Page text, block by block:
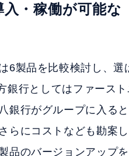
・稼働が可能
6製品を比較検討し、
行としてはファース
銀行がグループに入る
らにコストなども勘案
品のバージョンアップ